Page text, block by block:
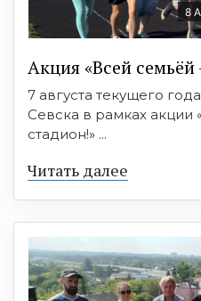
8
Акция «Всей
7 августа текущего
Севска в рамках акции
стадион!» ...
Читать далее